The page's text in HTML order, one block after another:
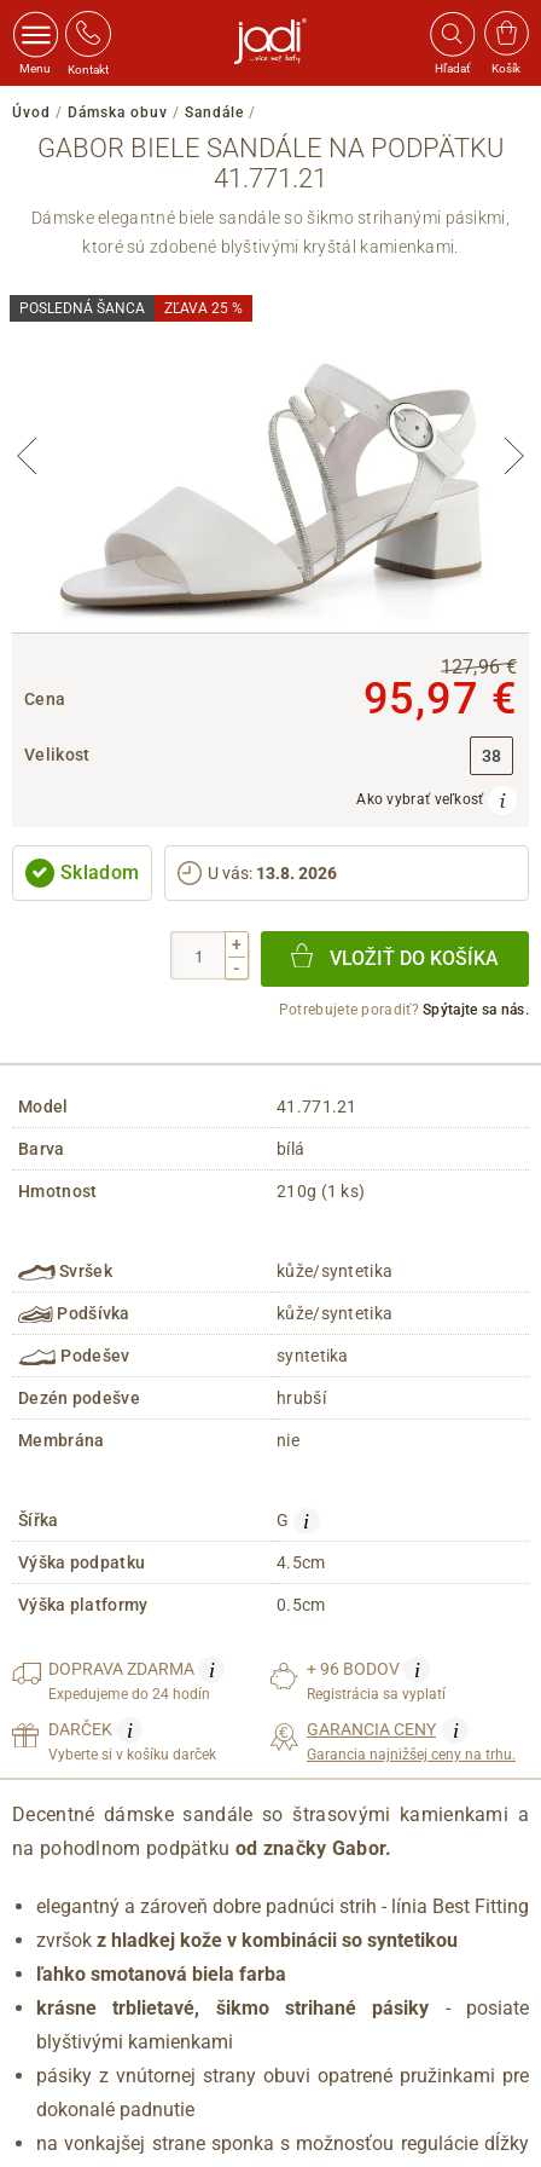
Menu Kontakt Hľadať Košík
Úvod / Dámska obuv / Sandále /
GABOR BIELE SANDÁLE NA PODPÄTKU
41.771.21
Dámske elegantné biele sandále so šikmo strihanými pásikmi,
ktoré sú zdobené blyštivými kryštál kamienkami.
POSLEDNÁ ŠANCA ZĽAVA 25 %
Cena
127,96 €
95,97 €
Velikost 38
Ako vybrať veľkosť
Skladom U vás: 13.8. 2026
+
-
VLOŽIŤ DO KOŠÍKA
Potrebujete poradiť?Spýtajte sa nás.
Model 41.771.21
Barva bílá
Hmotnost 210g (1 ks)
Svršek kůže/syntetika
Podšívka kůže/syntetika
Podešev syntetika
Dezén podešve hrubší
Membrána nie
Šířka G i
Výška podpatku 4.5cm
Výška platformy 0.5cm
DOPRAVAZDARMA i
Expedujeme do 24 hodín
+ 96 BODOV i
Registrácia sa vyplatí
DARČEK i
Vyberte si v košíku darček
GARANCIA CENY i
Garancia najnižšej ceny na trhu.
Decentné dámske sandále so štrasovými kamienkami a
na pohodlnom podpätku od značky Gabor.
elegantný a zároveň dobre padnúci strih - línia Best Fitting
zvršok z hladkej kože v kombinácii so syntetikou
ľahko smotanová biela farba
krásne trblietavé, šikmo strihané pásiky - posiate
blyštivými kamienkami
pásiky z vnútornej strany obuvi opatrené pružinkami pre
dokonalé padnutie
na vonkajšej strane sponka s možnosťou regulácie dĺžky